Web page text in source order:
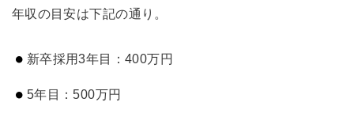
年収の目安は下記の通り。
新卒採用3年目：400万円
5年目：500万円